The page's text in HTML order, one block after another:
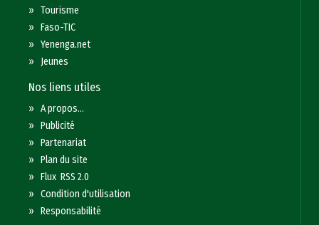
»Tourisme
»Faso-TIC
»Yenenga.net
» Jeunes
Nos liens utiles
»A propos...
»Publicité
»Partenariat
»Plan du site
»Flux RSS 2.0
»Condition d'utilisation
»Responsabilité